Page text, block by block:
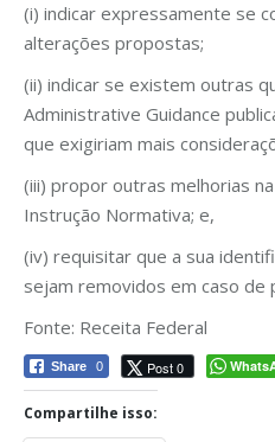
(i) indicar expressamente se
alterações propostas;
(ii) indicar se existem outras
Administrative Guidance
que exigiriam mais
(iii) propor outras melhorias
Instrução Normativa; e,
(iv) requisitar que a sua
sejam removidos em caso de
Fonte: Receita Federal
Share 0 Post 0
Compartilhe isso: